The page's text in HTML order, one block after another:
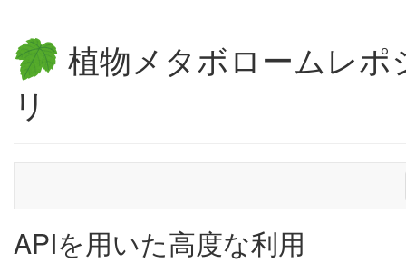
植物メタボロームレポ
リ
APIを用いた高度な利用